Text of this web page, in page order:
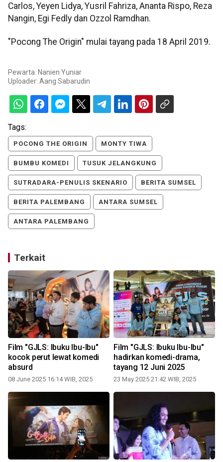
Carlos, Yeyen Lidya, Yusril Fahriza, Ananta Rispo, Reza
Nangin, Egi Fedly dan Ozzol Ramdhan.
"Pocong The Origin" mulai tayang pada 18 April 2019.
Pewarta: Nanien Yuniar
Uploader: Aang Sabarudin
Tags:
POCONG THE ORIGIN MONTY TIWA
BUMBU KOMEDI TUSUK JELANGKUNG
SUTRADARA-PENULIS SKENARIO BERITA SUMSEL
BERITA PALEMBANG ANTARA SUMSEL
ANTARA PALEMBANG
Terkait
Film "GJLS: Ibuku Ibu-Ibu"
kocok perut lewat komedi
absurd
08 June 2025 16:14 WIB, 2025
Film "GJLS: Ibuku Ibu-Ibu"
hadirkan komedi-drama,
tayang 12 Juni 2025
23 May 2025 21:42 WIB, 2025